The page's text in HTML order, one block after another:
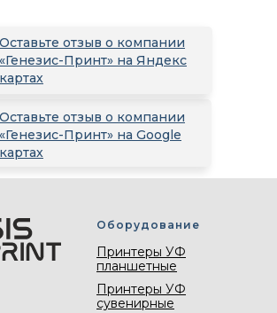
Оставьте отзыв о компании
«Генезис-Принт» на Google
картах
Оставьте отзыв о компании
«Генезис-Принт» на Яндекс
картах
Оборудование
Принтеры УФ
планшетные
Принтеры УФ
сувенирные